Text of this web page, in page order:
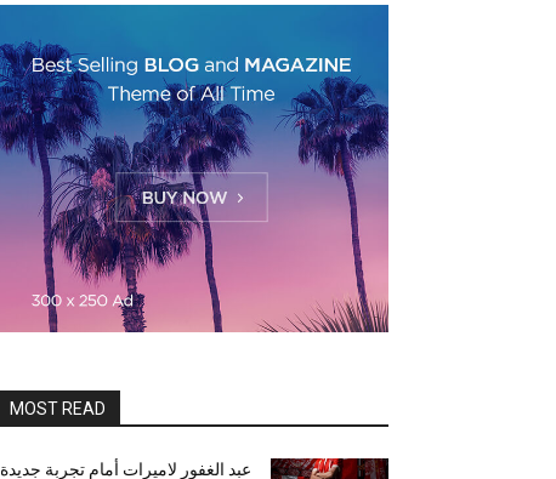
MOST READ
عبد الغفور لاميرات أمام تجربة جديدة